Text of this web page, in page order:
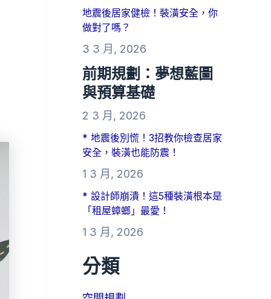
地震後居家健檢！裝潢安全，你
做對了嗎？
3 3 月, 2026
前期規劃：夢想藍圖
與預算基礎
2 3 月, 2026
* 地震後別慌！3招教你檢查居家
安全，裝潢也能防震！
1 3 月, 2026
* 設計師崩潰！這5種裝潢根本是
「租屋蟑螂」最愛！
1 3 月, 2026
分類